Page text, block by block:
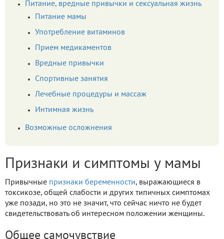
Питание, вредные привычки и сексуальная жизнь
Питание мамы
Употребление витаминов
Прием медикаментов
Вредные привычки
Спортивные занятия
Лечебные процедуры и массаж
Интимная жизнь
Возможные осложнения
Признаки и симптомы у мамы
Привычные признаки беременности, выражающиеся в
токсикозе, общей слабости и других типичных симптомах
уже позади, но это не значит, что сейчас ничто не будет
свидетельствовать об интересном положении женщины.
Общее самочувствие